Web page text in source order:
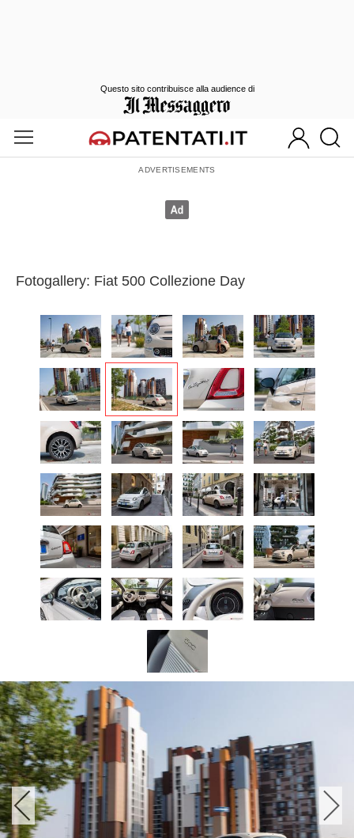
Fotogallery: Fiat 500 Collezione Day
Questo sito contribuisce alla audience di